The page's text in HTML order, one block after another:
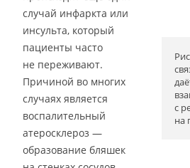
с
на
случай инфаркта или
инсульта, который
пациенты часто
не переживают.
Причиной во многих
случаях является
воспалительный
атеросклероз —
образование бляшек